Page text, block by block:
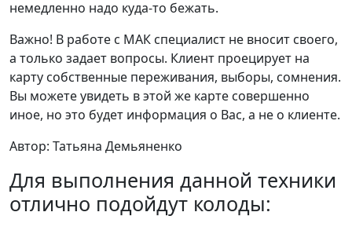
немедленно надо куда-то бежать.
Важно! В работе с МАК специалист не вносит своего,
а только задает вопросы. Клиент проецирует на
карту собственные переживания, выборы, сомнения.
Вы можете увидеть в этой же карте совершенно
иное, но это будет информация о Вас, а не о клиенте.
Автор: Татьяна Демьяненко
Для выполнения данной техники
отлично подойдут колоды: